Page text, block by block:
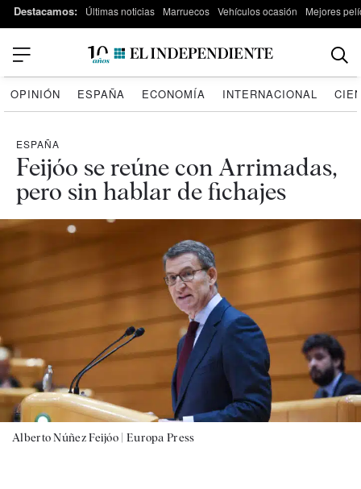
Destacamos: Últimas noticias Marruecos Vehículos ocasión Mejores
OPINIÓN ESPAÑA ECONOMÍA INTERNACIONAL
ESPAÑA
Feijóo se reúne con Arrimadas,
pero sin hablar de fichajes
Alberto Núñez Feijóo | Europa Press